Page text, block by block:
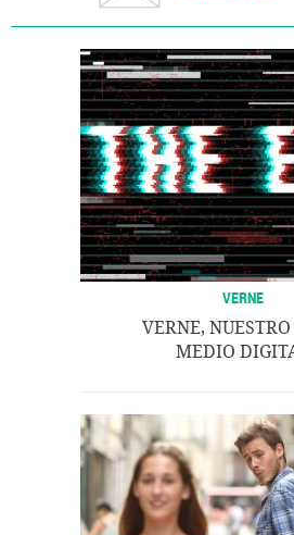
VERNE
VERNE,
MEDIO